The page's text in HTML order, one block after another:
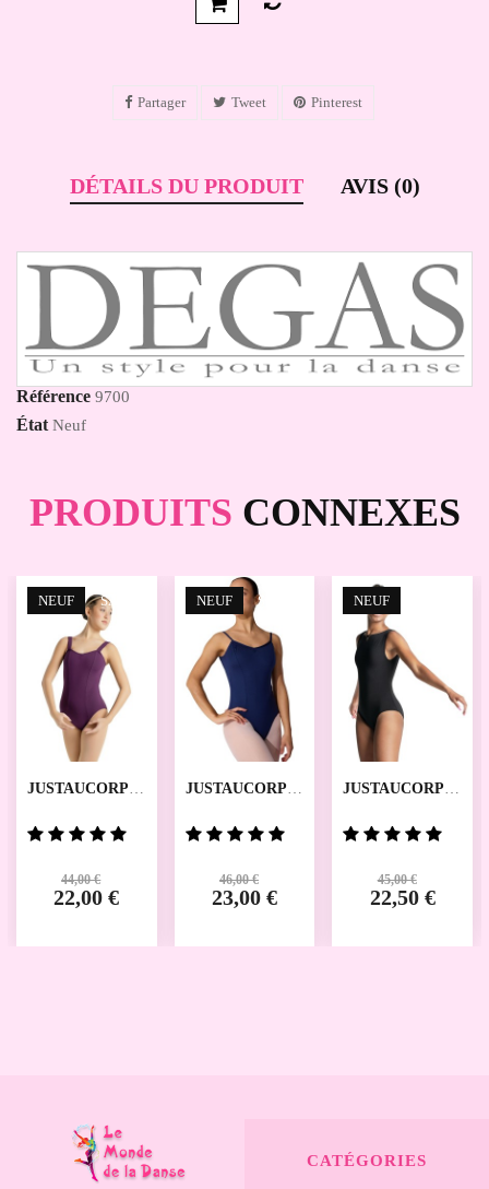
Partager Tweet Pinterest
DÉTAILS DU PRODUIT AVIS (0)
Référence 9700
État Neuf
PRODUITS CONNEXES
SALE
NEUF
JUSTAUCORPS
CAPEZIO
44,00 €
22,00 €
SALE
NEUF
JUSTAUCORPS
CAPEZIO
46,00 €
23,00 €
NEUF
JUSTAUCORPS
CAPEZIO
45,00 €
22,50 €
CATÉGORIES